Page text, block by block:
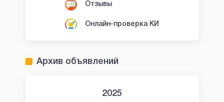
Отзывы
Онлайн-проверка КИ
Архив объявлений
2025